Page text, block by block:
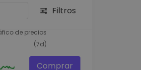
Filtros
de precios
(7d)
Comprar